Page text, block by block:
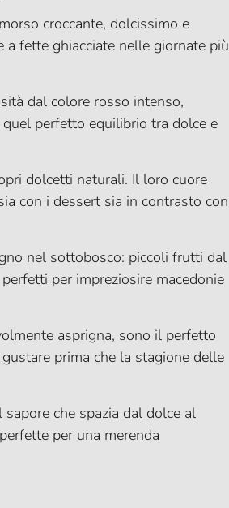
croccante, dolcissimo e
fette ghiacciate nelle giornate più
dal colore rosso intenso,
perfetto equilibrio tra dolce e
dolcetti naturali. Il loro cuore
con i dessert sia in contrasto con
nel sottobosco: piccoli frutti dal
per impreziosire macedonie
asprigna, sono il perfetto
prima che la stagione delle
che spazia dal dolce al
per una merenda